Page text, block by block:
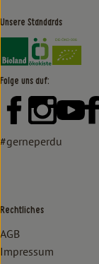
Unsere Standards
Externer Link
Externer
Folge uns auf:
Externer Link
#gerneperdu
Rechtliches
AGB
Impressum